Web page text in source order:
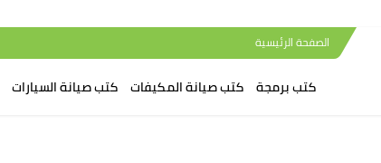
الصفحة الرئيسية
كتب برمجة كتب صيانة المكيفات كتب صيانة السيارات